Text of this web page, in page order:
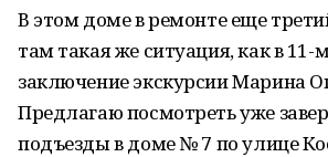
В этом доме в ремонте еще
там такая же ситуация, как в 11-
заключение экскурсии Марина
Предлагаю посмотреть уже
подъезды в доме № 7 по улице